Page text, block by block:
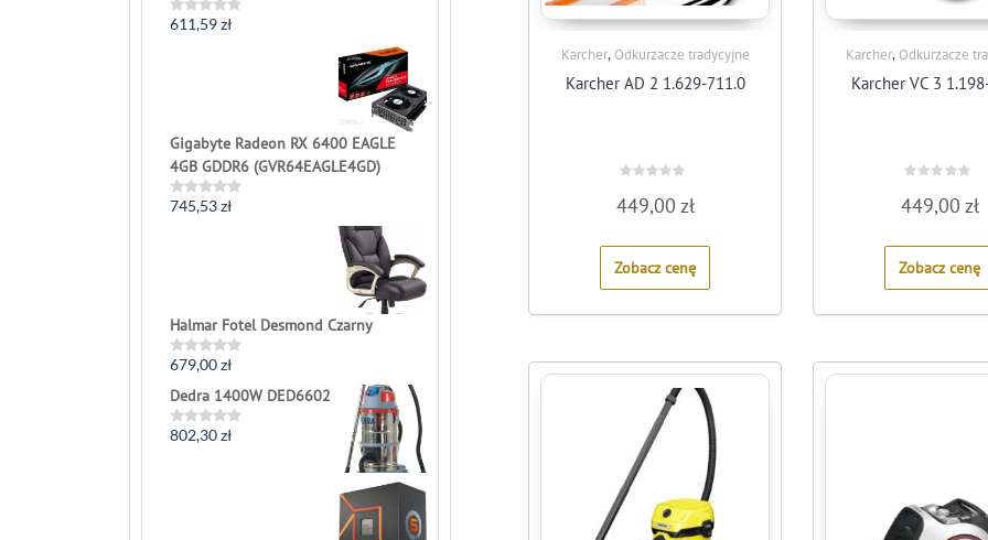
Karcher, Odkurzacze tradycyjne
Karcher AD 2 1.629-711.0
0
out
5
449,00 zł
Zobacz cenę
Karcher, Odkurzacze
Karcher VC 3
0
out
5
449,00 zł
Zobacz cenę
Rated
611,59zł
Gigabyte Radeon RX 6400 EAGLE
4GB GDDR6 (GVR64EAGLE4GD)
Rated
745,53zł
Halmar Fotel Desmond Czarny
Rated
out
of
5
679,00zł
Dedra 1400W DED6602
Rated
802,30zł